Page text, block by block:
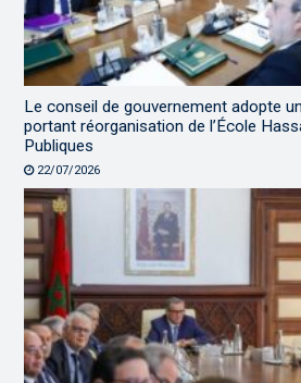
Le conseil de gouvernement adopte
portant réorganisation de l’École
Publiques
22/07/2026